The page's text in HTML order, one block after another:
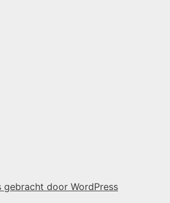
gebracht door WordPress